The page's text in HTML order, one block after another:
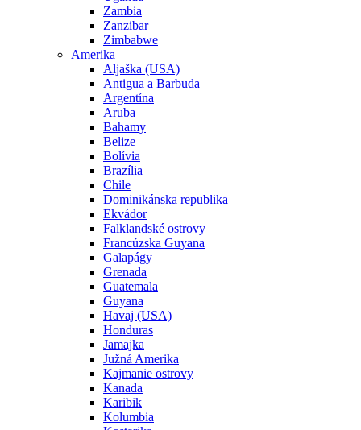
Zambia
Zanzibar
Zimbabwe
Amerika
Aljaška (USA)
Antigua a Barbuda
Argentína
Aruba
Bahamy
Belize
Bolívia
Brazília
Chile
Dominikánska republika
Ekvádor
Falklandské ostrovy
Francúzska Guyana
Galapágy
Grenada
Guatemala
Guyana
Havaj (USA)
Honduras
Jamajka
Južná Amerika
Kajmanie ostrovy
Kanada
Karibik
Kolumbia